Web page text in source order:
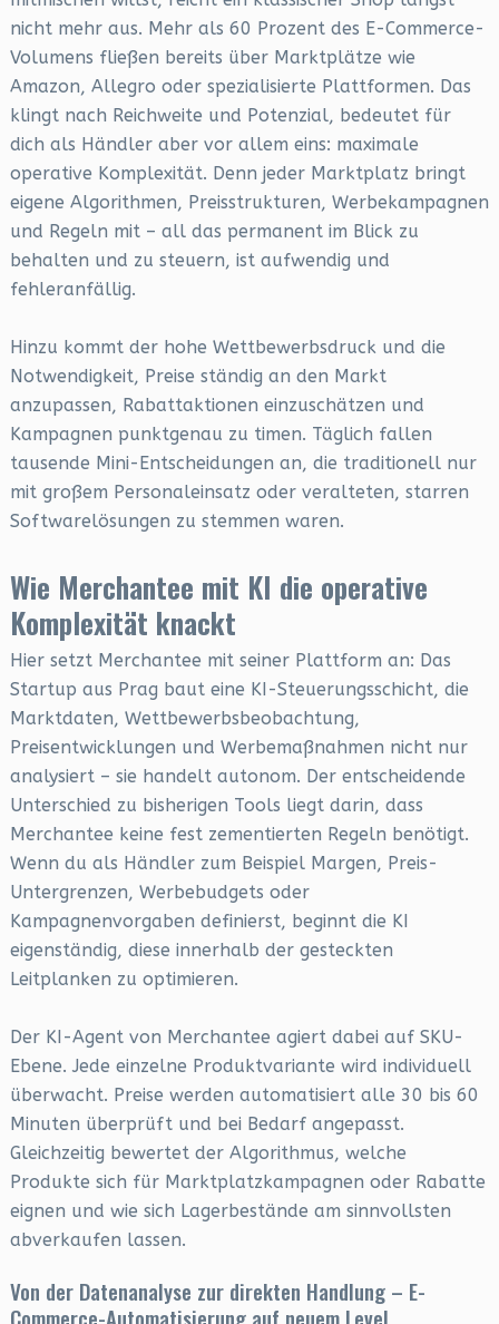
nicht mehr aus. Mehr als 60 Prozent des E-Commerce-
Volumens fließen bereits über Marktplätze wie
Amazon, Allegro oder spezialisierte Plattformen. Das
klingt nach Reichweite und Potenzial, bedeutet für
dich als Händler aber vor allem eins: maximale
operative Komplexität. Denn jeder Marktplatz bringt
eigene Algorithmen, Preisstrukturen, Werbekampagnen
und Regeln mit – all das permanent im Blick zu
behalten und zu steuern, ist aufwendig und
fehleranfällig.
Hinzu kommt der hohe Wettbewerbsdruck und die
Notwendigkeit, Preise ständig an den Markt
anzupassen, Rabattaktionen einzuschätzen und
Kampagnen punktgenau zu timen. Täglich fallen
tausende Mini-Entscheidungen an, die traditionell nur
mit großem Personaleinsatz oder veralteten, starren
Softwarelösungen zu stemmen waren.
Wie Merchantee mit KI die operative
Komplexität knackt
Hier setzt Merchantee mit seiner Plattform an: Das
Startup aus Prag baut eine KI-Steuerungsschicht, die
Marktdaten, Wettbewerbsbeobachtung,
Preisentwicklungen und Werbemaßnahmen nicht nur
analysiert – sie handelt autonom. Der entscheidende
Unterschied zu bisherigen Tools liegt darin, dass
Merchantee keine fest zementierten Regeln benötigt.
Wenn du als Händler zum Beispiel Margen, Preis-
Untergrenzen, Werbebudgets oder
Kampagnenvorgaben definierst, beginnt die KI
eigenständig, diese innerhalb der gesteckten
Leitplanken zu optimieren.
Der KI-Agent von Merchantee agiert dabei auf SKU-
Ebene. Jede einzelne Produktvariante wird individuell
überwacht. Preise werden automatisiert alle 30 bis 60
Minuten überprüft und bei Bedarf angepasst.
Gleichzeitig bewertet der Algorithmus, welche
Produkte sich für Marktplatzkampagnen oder Rabatte
eignen und wie sich Lagerbestände am sinnvollsten
abverkaufen lassen.
Von der Datenanalyse zur direkten Handlung – E-
Commerce-Automatisierung auf neuem Level